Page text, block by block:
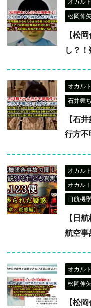
オカル
松岡伸
【松
し？！
オカル
石井舞
【石
行方不
オカル
オカル
日航機
【日
航空事
オカル
松岡伸
【松